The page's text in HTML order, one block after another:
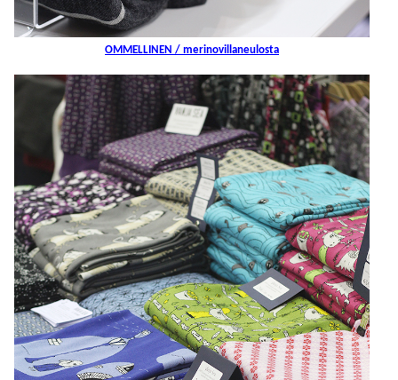
OMMELLINEN / merinovillaneulosta